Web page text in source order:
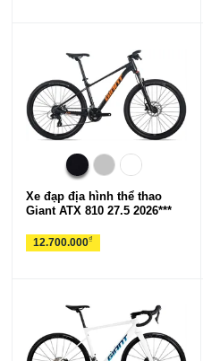
Xe đạp địa hình thể thao
Giant ATX 810 27.5 2026***
12.700.000₫